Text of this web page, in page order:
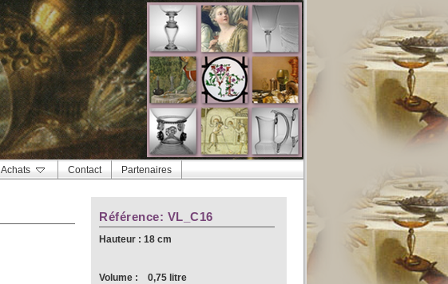
Achats Contact Partenaires
Référence: VL_C16
Hauteur : 18 cm
Volume : 0,75 litre